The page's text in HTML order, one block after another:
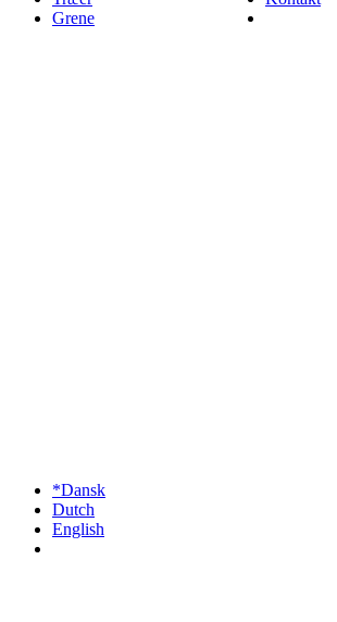
Grene
*Dansk
Dutch
English